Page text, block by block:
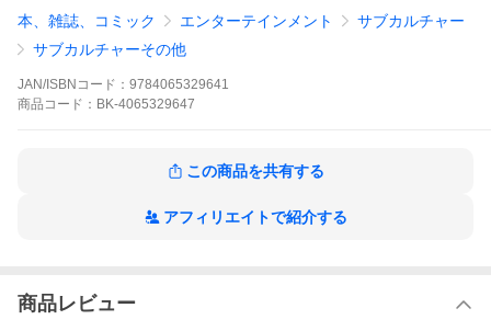
０〜２０００年代を彩った石ノ森章太郎原作のテレビ特撮作品全
３９作品をここに集結！！
本、雑誌、コミック エンターテインメント
サブカルチャー
サブカルチャーその他
JAN/ISBNコード： 9784065329641
商品 コード： BK-4065329647
この商品を共有する
アフィリエイトで紹介する
商品レビュー